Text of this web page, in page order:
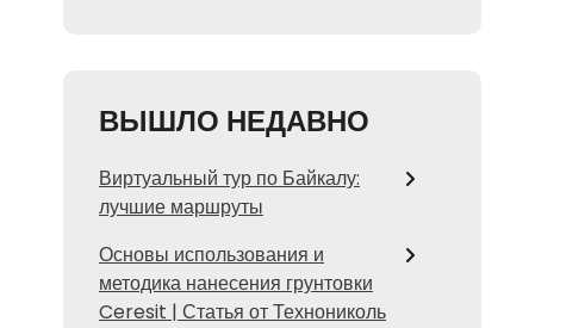
ВЫШЛО НЕДАВНО
Виртуальный тур по Байкалу:
лучшие маршруты
Основы использования и
методика нанесения грунтовки
Ceresit | Статья от Технониколь